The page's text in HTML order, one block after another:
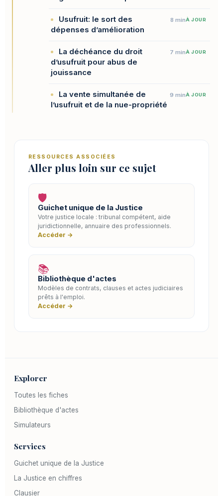
Usufruit: le sort des
dépenses d’amélioration
8 minÀ JOUR
La déchéance du droit
d’usufruit pour abus de
jouissance
7 minÀ JOUR
La vente simultanée de
l’usufruit et de la nue-propriété
9 minÀ JOUR
RESSOURCES ASSOCIÉES
Aller plus loin sur ce sujet
🛡️
Guichet unique de la Justice
Votre justice locale : tribunal compétent, aide
juridictionnelle, annuaire des professionnels.
Accéder →
📚
Bibliothèque d'actes
Modèles de contrats, clauses et actes judiciaires
prêts à l'emploi.
Accéder →
Explorer
Toutes les fiches
Bibliothèque d'actes
Simulateurs
Services
Guichet unique de la Justice
La Justice en chiffres
Clausier